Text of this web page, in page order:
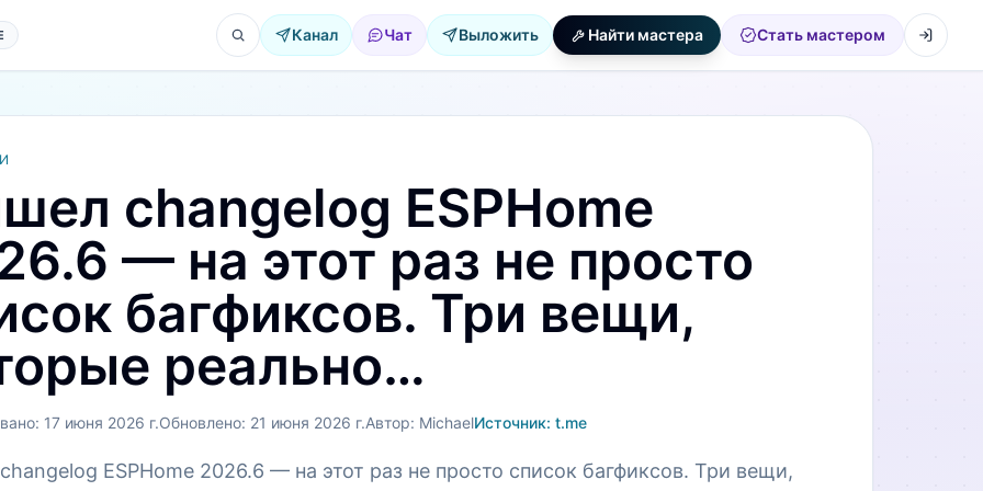
Канал Чат Выложить Найти мастера Стать мастером
changelog ESPHome
— на этот раз не просто
багфиксов. Три вещи,
реально…
17 июня 2026 г.Обновлено: 21 июня 2026 г.Автор: MichaelИсточник: t.me
ESPHome 2026.6 — на этот раз не просто список багфиксов. Три вещи,